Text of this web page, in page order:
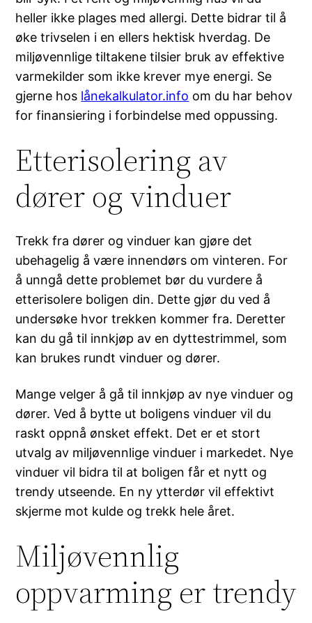
heller ikke plages med allergi. Dette bidrar til å
øke trivselen i en ellers hektisk hverdag. De
miljøvennlige tiltakene tilsier bruk av effektive
varmekilder som ikke krever mye energi. Se
gjerne hos lånekalkulator.info om du har behov
for finansiering i forbindelse med oppussing.
Etterisolering av
dører og vinduer
Trekk fra dører og vinduer kan gjøre det
ubehagelig å være innendørs om vinteren. For
å unngå dette problemet bør du vurdere å
etterisolere boligen din. Dette gjør du ved å
undersøke hvor trekken kommer fra. Deretter
kan du gå til innkjøp av en dyttestrimmel, som
kan brukes rundt vinduer og dører.
Mange velger å gå til innkjøp av nye vinduer og
dører. Ved å bytte ut boligens vinduer vil du
raskt oppnå ønsket effekt. Det er et stort
utvalg av miljøvennlige vinduer i markedet. Nye
vinduer vil bidra til at boligen får et nytt og
trendy utseende. En ny ytterdør vil effektivt
skjerme mot kulde og trekk hele året.
Miljøvennlig
oppvarming er trendy